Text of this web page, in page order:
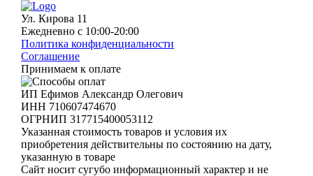
Ул. Кирова 11
Ежедневно с 10:00-20:00
Политика конфиденциальности
Соглашение
Принимаем к оплате
ИП Ефимов Александр Олегович
ИНН 710607474670
ОГРНИП317715400053112
Указанная стоимость товаров и условия их
приобретения действительны по состоянию на дату,
указанную в товаре
Сайт носит сугубо информационный характер и не